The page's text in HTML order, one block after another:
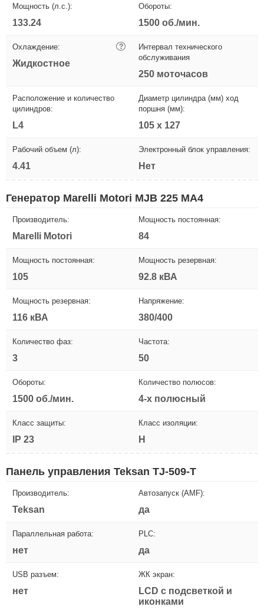
Мощность (л.с.):
133.24
Обороты:
1500 об./мин.
Охлаждение: ?
Жидкостное
Интервал технического
обслуживания
250 моточасов
Расположение и количество
цилиндров:
L4
Диаметр цилиндра (мм) ход
поршня (мм):
105 х 127
Рабочий объем (л):
4.41
Электронный блок управления:
Нет
Генератор Marelli Motori MJB 225 MA4
Производитель:
Marelli Motori
Мощность постоянная:
84
Мощность постоянная:
105
Мощность резервная:
92.8 кВА
Мощность резервная:
116 кВА
Напряжение:
380/400
Количество фаз:
3
Частота:
50
Обороты:
1500 об./мин.
Количество полюсов:
4-х полюсный
Класс защиты:
IP 23
Класс изоляции:
H
Панель управления Teksan TJ-509-T
Производитель:
Teksan
Автозапуск (AMF):
да
Параллельная работа:
нет
PLC:
да
USB разъем:
нет
ЖК экран:
LCD с подсветкой и
иконками